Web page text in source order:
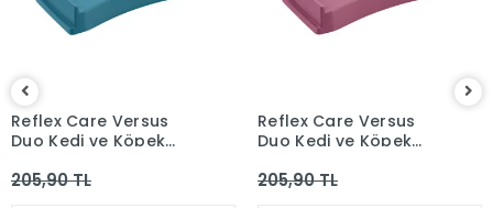
Reflex Care Versus
Duo Kedi ve Köpek
205,90 TL
Reflex Care Versus
Duo Kedi ve Köpek
205,90 TL